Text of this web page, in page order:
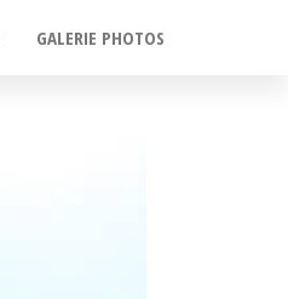
GALERIE PHOTOS